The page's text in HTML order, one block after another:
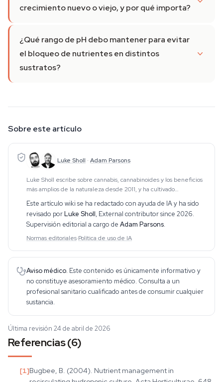
crecimiento nuevo o viejo, y por qué importa?
¿Qué rango de pH debo mantener para evitar
el bloqueo de nutrientes en distintos
sustratos?
Sobre este artículo
Luke Sholl · Adam Parsons
Luke Sholl escribe sobre cannabis, cannabinoides y los beneficios
más amplios de la naturaleza desde 2011, y ha cultivado
personalmente cannabis en armarios de interior durante más de
una década. Esa experiencia de culti
Este artículo wiki se ha redactado con ayuda de IA y ha sido
revisado porLuke Sholl, External contributor since 2026.
Supervisión editorial a cargo de Adam Parsons.
Normas editoriales·Política de uso de IA
Aviso médico. Este contenido es únicamente informativo y
no constituye asesoramiento médico. Consulta a un
profesional sanitario cualificado antes de consumir cualquier
sustancia.
Última revisión 24 de abril de 2026
Referencias (6)
[1]Bugbee, B. (2004). Nutrient management in